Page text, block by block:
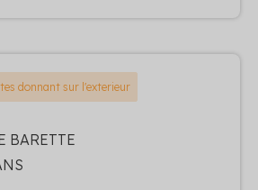
donnant sur l'exterieur
BARETTE